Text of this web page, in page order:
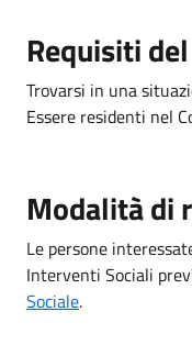
Requisiti
Trovarsi in una
Essere residenti nel
Modalità di
Le persone
Interventi Sociali
Sociale.